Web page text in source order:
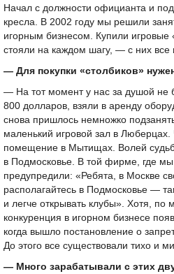
Начал с должности официанта и
кресла. В 2002 году мы решили
игорным бизнесом. Купили игровые
стояли на каждом шагу, — с них все
— Для покупки «столбиков»
— На тот момент у нас за душой не
800 долларов, взяли в аренду
снова пришлось немножко
маленький игровой зал в Люберцах.
помещение в Мытищах. Волей
в Подмосковье. В той фирме, где
предупредили: «Ребята, в Москве
располагайтесь в Подмосковье —
и легче открывать клубы». Хотя,
конкуренция в игорном бизнесе
когда вышло постановление о
До этого все существовали тихо и
— Много зарабатывали с этих